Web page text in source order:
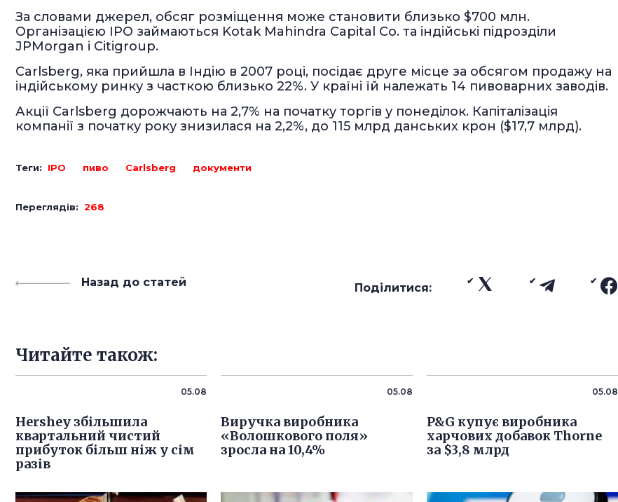
За словами джерел, обсяг розміщення може становити близько $700 млн.
Організацією IPO займаються Kotak Mahindra Capital Co. та індійські підрозділи
JPMorgan і Citigroup.
Carlsberg, яка прийшла в Індію в 2007 році, посідає друге місце за обсягом продажу на
індійському ринку з часткою близько 22%. У країні їй належать 14 пивоварних заводів.
Акції Carlsberg дорожчають на 2,7% на початку торгів у понеділок. Капіталізація
компанії з початку року знизилася на 2,2%, до 115 млрд данських крон ($17,7 млрд).
Теги: IPO пиво Carlsberg документи
Переглядів: 268
Назад до статей Поділитися:
Читайте також:
05.08
Hershey збільшила
квартальний чистий
прибуток більш ніж у сім
разів
05.08
Виручка виробника
«Волошкового поля»
зросла на 10,4%
05.08
P&G купує виробника
харчових добавок Thorne
за $3,8 млрд